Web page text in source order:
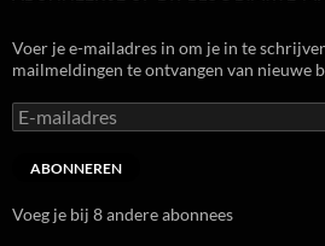
Voer je e-mailadres in om je in te
mailmeldingen te ontvangen van nieuwe
E-
mailadres
ABONNEREN
Voeg je bij 8 andere abonnees